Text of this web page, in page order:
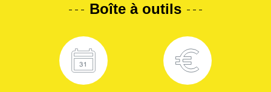
Boîte à outils